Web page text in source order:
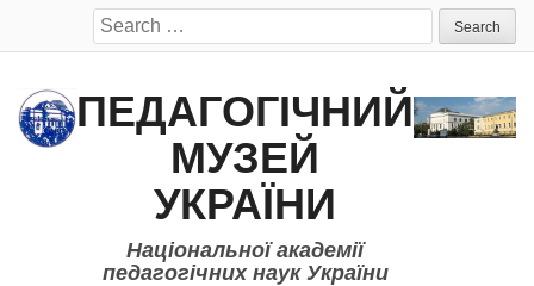
Search
for:
ПЕДАГОГІЧНИЙ
МУЗЕЙ
УКРАЇНИ
Національної академії
педагогічних наук України